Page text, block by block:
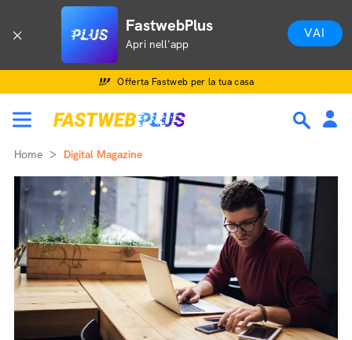
FastwebPlus
Apri nell'app
VAI
Offerta Fastweb per la tua casa
Home Digital Magazine